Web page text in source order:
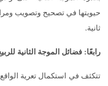
حيويتها في تصحيح وتصويب
ثانية.
رابعًا: فضائل الموجة الثانية
تتكثف في استكمال تعرية الواقع